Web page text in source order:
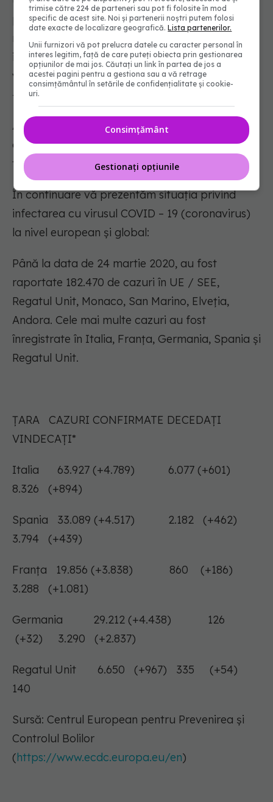
pentru informarea cetățenilor. De asemenea,
românii aflați în străinătate pot solicita
informații despre prevenirea și combaterea
virusului la linia special dedicată lor
+4021.320.20.20.
Alte decizii, precum și alte date de interes, vor fi
aduse la cunoștința publicului în cel mai scurt
timp.
În continuare vă prezentăm situația privind
infectarea cu virusul COVID – 19 (coronavirus)
la nivel european și global:
Până la data de 24 martie 2020, au fost
raportate 182.470 de cazuri în UE / SEE,
Regatul Unit, Monaco, San Marino, Elveția,
Andora. Cele mai multe cazuri au fost
înregistrate în Italia, Franţa, Germania, Spania și
Regatul Unit.
ŢARA CAZURI CONFIRMATE DECEDAȚI
VINDECAŢI*
Italia 63.927 (+4.789) 6.077 (+601)
8.326 (+894)
Spania 33.089 (+4.517) 2.182 (+462)
3.794 (+439)
Franţa 19.856 (+3.838) 860 (+186)
3.288 (+1.081)
Germania 29.212 (+4.438) 126
(+32) 3.290 (+2.837)
Regatul Unit 6.650 (+967) 335 (+54)
140
Sursă: Centrul European pentru Prevenirea și
Controlul Bolilor
(https://www.ecdc.europa.eu/en)
trimise către 224 de parteneri sau pot fi folosite în mod
specific de acest site. Noi și partenerii noștri putem folosi
date exacte de localizare geografică.Lista partenerilor.
Unii furnizori vă pot prelucra datele cu caracter personal în
interes legitim, față de care puteți obiecta prin gestionarea
opțiunilor de mai jos. Căutați un link în partea de jos a
acestei pagini pentru a gestiona sau a vă retrage
consimțământul în setările de confidențialitate și cookie-
uri.
Consimțământ
Gestionați opțiunile